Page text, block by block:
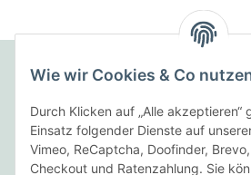
Folgende Zahlungsarten
Wie wir Cookies & Co
Durch Klicken auf „Alle akzeptieren“
Einsatz folgender Dienste auf
Vimeo, ReCaptcha, Doofinder,
Checkout und Ratenzahlung. Sie